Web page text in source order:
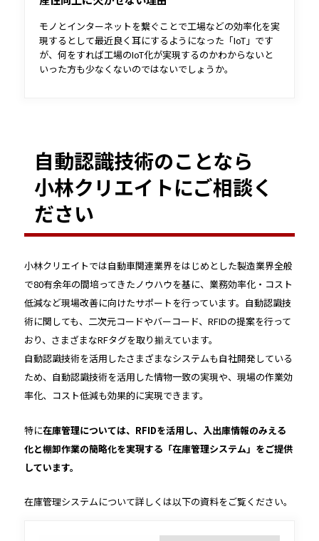
モノとインターネットを繋ぐことで工場などの効率化を実
現するとして最近良く耳にするようになった「IoT」です
が、何をすれば工場のIoT化が実現するのかわからないと
いった方も少なくないのではないでしょうか。
自動認識技術のことなら
小林クリエイトにご相談く
ださい
小林クリエイトでは自動車関連業界をはじめとした製造業界全般
で80有余年の間培ってきたノウハウを基に、業務効率化・コスト
低減など現場改善に向けたサポートを行っています。自動認識技
術に関しても、二次元コードやバーコード、RFIDの提案を行って
おり、さまざまなRFタグを取り揃えています。
自動認識技術を活用したさまざまなシステムも自社開発している
ため、自動認識技術を活用した情物一致の実現や、現場の作業効
率化、コスト低減も効果的に実現できます。
特に在庫管理については、RFIDを活用し、入出庫情報のみえる
化と棚卸作業の簡略化を実現する「在庫管理システム」をご提供
しています。
在庫管理システムについて詳しくは以下の資料をご覧ください。